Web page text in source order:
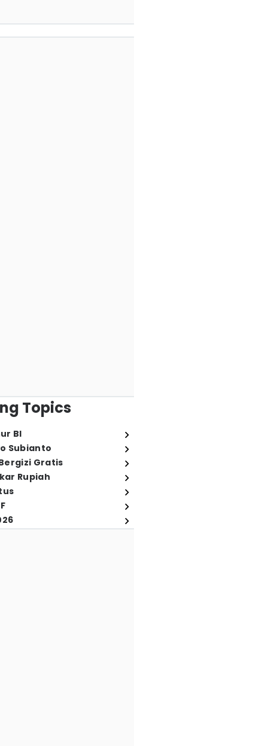
Topics
BI
Subianto
Gratis
Rupiah